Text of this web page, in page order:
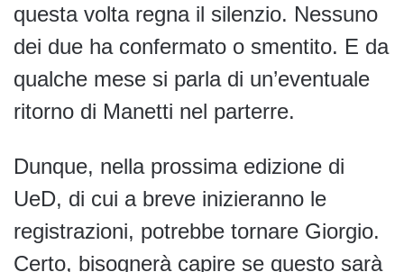
questa volta regna il silenzio. Nessuno
dei due ha confermato o smentito. E da
qualche mese si parla di un’eventuale
ritorno di Manetti nel parterre.
Dunque, nella prossima edizione di
UeD, di cui a breve inizieranno le
registrazioni, potrebbe tornare Giorgio.
Certo, bisognerà capire se questo sarà